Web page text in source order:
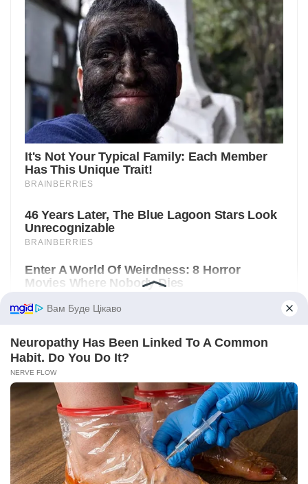
Вам Буде Цікаво
Neuropathy Has Been Linked To A Common
Habit. Do You Do It?
NERVE FLOW